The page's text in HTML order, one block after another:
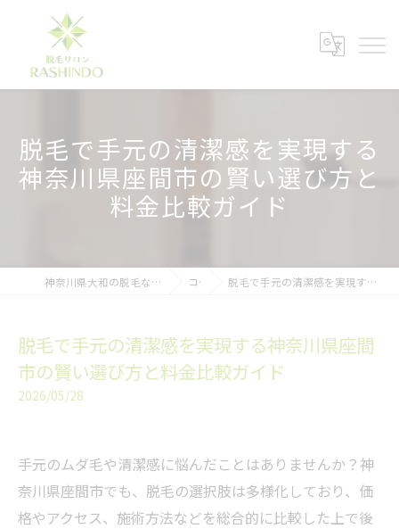
脱毛で手元の清潔感を実現する
神奈川県座間市の賢い選び方と
料金比較ガイド
神奈川県大和の脱毛ならメンズ脱毛サロンRASHINDO大和店 コラム 脱毛で手元の清潔感を実現する神奈川県座間市の賢い選び方と料金比較ガイド
脱毛で手元の清潔感を実現する神奈川県座間
市の賢い選び方と料金比較ガイド
2026/05/28
手元のムダ毛や清潔感に悩んだことはありませんか？神
奈川県座間市でも、脱毛の選択肢は多様化しており、価
格やアクセス、施術方法などを総合的に比較した上で後